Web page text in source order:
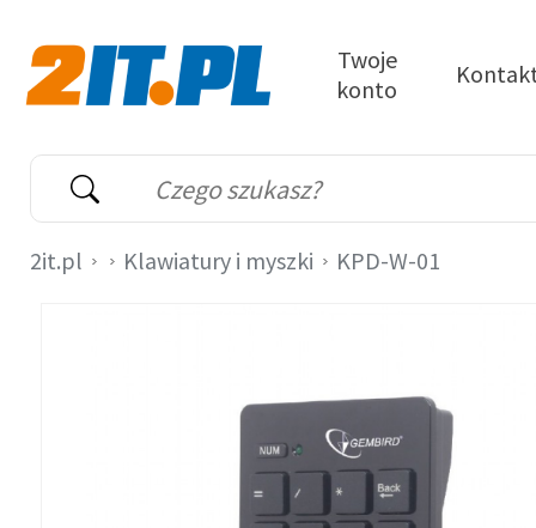
Wyszukiwarka
Słowo kluczowe
Twoje
konto
2it.pl Klawiatury i myszki KPD-W-01